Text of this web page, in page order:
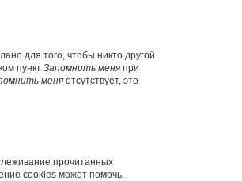
для того, чтобы никто другой
пункт Запомнить меня при
меня отсутствует, это
прочитанных
cookies может помочь.